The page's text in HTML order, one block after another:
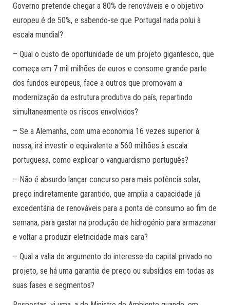
Governo pretende chegar a 80% de renováveis e o objetivo
europeu é de 50%, e sabendo-se que Portugal nada polui à
escala mundial?
– Qual o custo de oportunidade de um projeto gigantesco, que
começa em 7 mil milhões de euros e consome grande parte
dos fundos europeus, face a outros que promovam a
modernização da estrutura produtiva do país, repartindo
simultaneamente os riscos envolvidos?
– Se a Alemanha, com uma economia 16 vezes superior à
nossa, irá investir o equivalente a 560 milhões à escala
portuguesa, como explicar o vanguardismo português?
– Não é absurdo lançar concurso para mais potência solar,
preço indiretamente garantido, que amplia a capacidade já
excedentária de renováveis para a ponta de consumo ao fim de
semana, para gastar na produção de hidrogénio para armazenar
e voltar a produzir eletricidade mais cara?
– Qual a valia do argumento do interesse do capital privado no
projeto, se há uma garantia de preço ou subsídios em todas as
suas fases e segmentos?